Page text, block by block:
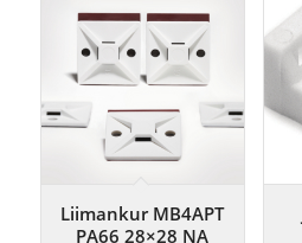
Liimankur MB4APT
PA66 28×28 NA